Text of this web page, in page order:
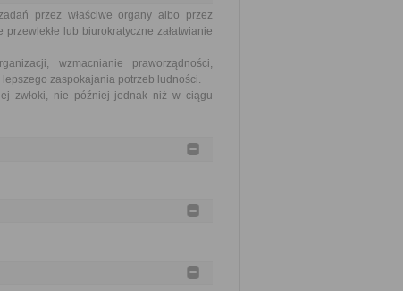
przez właściwe organy albo przez
lub biurokratyczne załatwianie
wzmacnianie praworządności,
zaspokajania potrzeb ludności.
zwłoki, nie później jednak niż w ciągu